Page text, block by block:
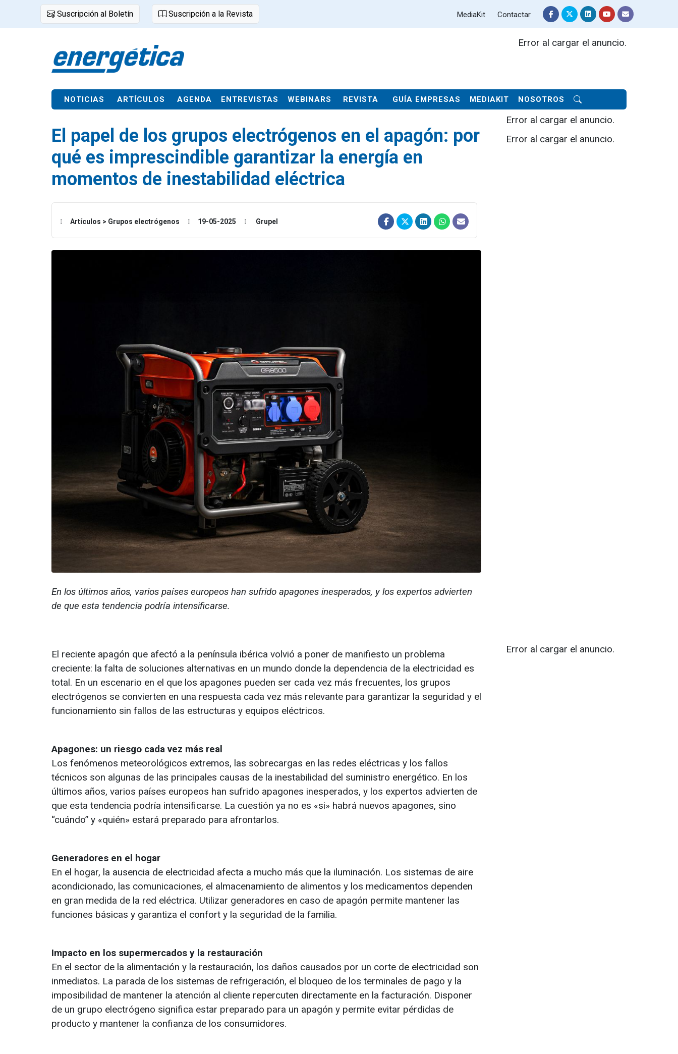
Suscripción al Boletín Suscripción a la Revista MediaKit Contactar
Error al cargar el anuncio.
NOTICIAS ARTÍCULOS AGENDA ENTREVISTAS WEBINARS REVISTA GUÍA EMPRESAS MEDIAKIT NOSOTROS
El papel de los grupos electrógenos en el apagón: por
qué es imprescindible garantizar la energía en
momentos de inestabilidad eléctrica
Artículos > Grupos electrógenos 19-05-2025 Grupel
En los últimos años, varios países europeos han sufrido apagones inesperados, y los expertos advierten
de que esta tendencia podría intensificarse.
Error al cargar el anuncio.
Error al cargar el anuncio.
El reciente apagón que afectó a la península ibérica volvió a poner de manifiesto un problema
creciente: la falta de soluciones alternativas en un mundo donde la dependencia de la electricidad es
total. En un escenario en el que los apagones pueden ser cada vez más frecuentes, los grupos
electrógenos se convierten en una respuesta cada vez más relevante para garantizar la seguridad y el
funcionamiento sin fallos de las estructuras y equipos eléctricos.
Apagones: un riesgo cada vez más real
Los fenómenos meteorológicos extremos, las sobrecargas en las redes eléctricas y los fallos
técnicos son algunas de las principales causas de la inestabilidad del suministro energético. En los
últimos años, varios países europeos han sufrido apagones inesperados, y los expertos advierten de
que esta tendencia podría intensificarse. La cuestión ya no es «si» habrá nuevos apagones, sino
“cuándo” y «quién» estará preparado para afrontarlos.
Generadores en el hogar
En el hogar, la ausencia de electricidad afecta a mucho más que la iluminación. Los sistemas de aire
acondicionado, las comunicaciones, el almacenamiento de alimentos y los medicamentos dependen
en gran medida de la red eléctrica. Utilizar generadores en caso de apagón permite mantener las
funciones básicas y garantiza el confort y la seguridad de la familia.
Impacto en los supermercados y la restauración
En el sector de la alimentación y la restauración, los daños causados por un corte de electricidad son
inmediatos. La parada de los sistemas de refrigeración, el bloqueo de los terminales de pago y la
imposibilidad de mantener la atención al cliente repercuten directamente en la facturación. Disponer
de un grupo electrógeno significa estar preparado para un apagón y permite evitar pérdidas de
producto y mantener la confianza de los consumidores.
Error al cargar el anuncio.